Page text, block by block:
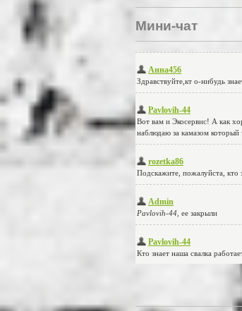
Мини-чат